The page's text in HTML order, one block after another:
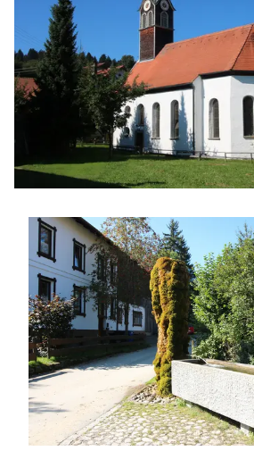
Jetzt entdecken
KAPELLE ST. WENDELIN
Jetzt entdecken